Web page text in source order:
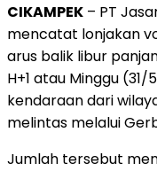
CIKAMPEK – PT
mencatat lonjakan
arus balik libur
H+1 atau Minggu
kendaraan dari
melintas melalui
Jumlah tersebut